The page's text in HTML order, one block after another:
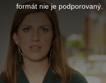
formát nie je podporovaný.